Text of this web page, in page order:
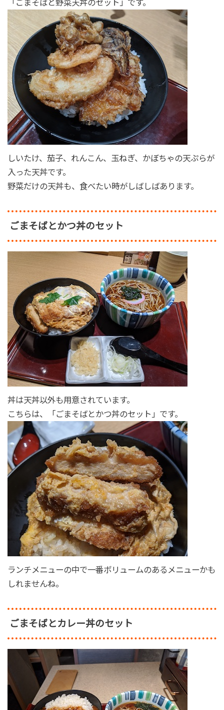
「ごまそばと野菜天丼のセット」です。
しいたけ、茄子、れんこん、玉ねぎ、かぼちゃの天ぷらが
入った天丼です。
野菜だけの天丼も、食べたい時がしばしばあります。
ごまそばとかつ丼のセット
丼は天丼以外も用意されています。
こちらは、「ごまそばとかつ丼のセット」です。
ランチメニューの中で一番ボリュームのあるメニューかも
しれませんね。
ごまそばとカレー丼のセット